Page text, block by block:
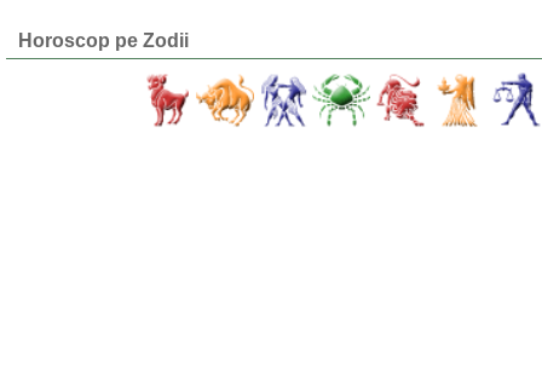
Horoscop pe Zodii